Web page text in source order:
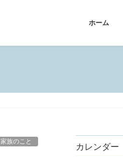
ホーム
家族のこと
カレンダー